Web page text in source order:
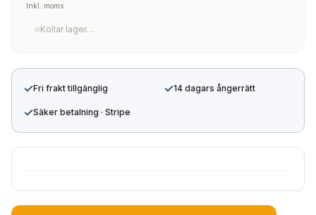
Inkl. moms
Kollar lager…
✓Fri frakt tillgänglig ✓14 dagars ångerrätt
✓Säker betalning · Stripe